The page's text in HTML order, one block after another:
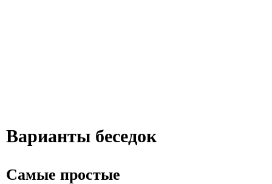
Варианты беседок
Самые простые